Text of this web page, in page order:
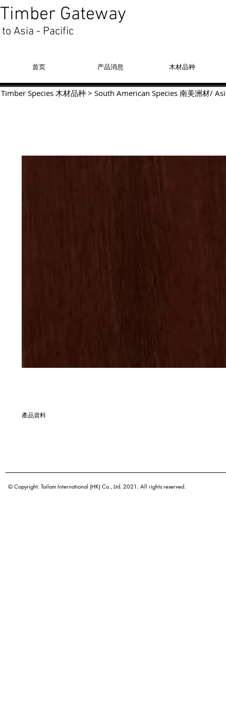
Timber Gateway
to Asia - Pacific
首页 产品消息 木材品种
產品資料
原產地
Timber Species 木材品种 > South American Species 南美洲材/
© Copyright. Tailam International (HK) Co., Ltd. 2021. All rights reserved.